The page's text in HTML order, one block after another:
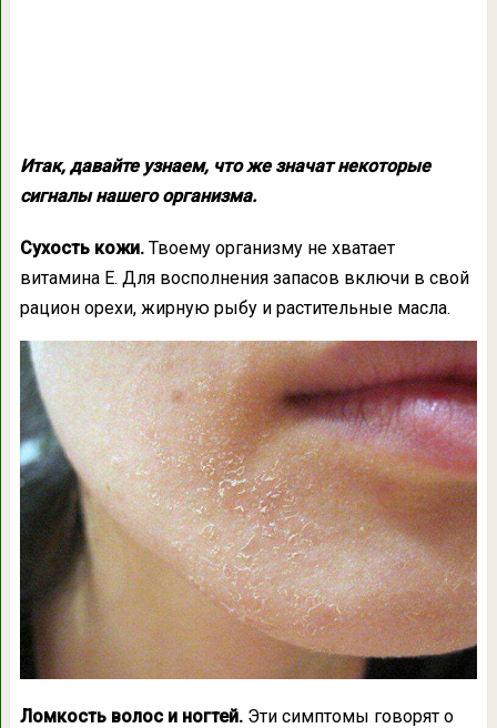
Итак, давайте узнаем, что же значат некоторые
сигналы нашего организма.
Сухость кожи. Твоему организму не хватает
витамина Е. Для восполнения запасов включи в свой
рацион орехи, жирную рыбу и растительные масла.
Ломкость волос и ногтей. Эти симптомы говорят о